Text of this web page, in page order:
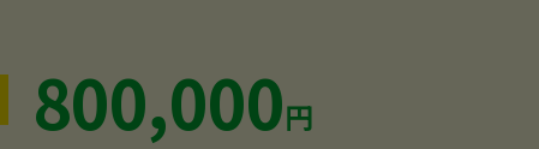
800,000円